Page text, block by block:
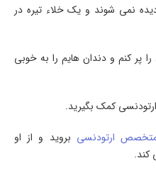
نمی شوند و یک خلاء تیره در
پر کنم و دندان هایم را به خوبی
کمک بگیرید.
ارتودنسی بروید و از او
کند.